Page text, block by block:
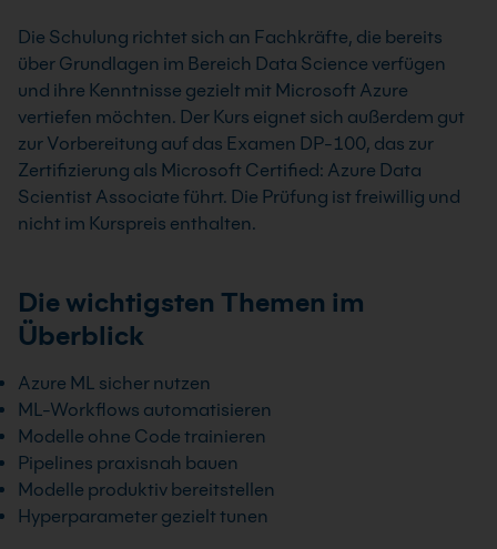
Die Schulung richtet sich an Fachkräfte, die bereits
über Grundlagen im Bereich Data Science verfügen
und ihre Kenntnisse gezielt mit Microsoft Azure
vertiefen möchten. Der Kurs eignet sich außerdem gut
zur Vorbereitung auf das Examen DP-100, das zur
Zertifizierung als Microsoft Certified: Azure Data
Scientist Associate führt. Die Prüfung ist freiwillig und
nicht im Kurspreis enthalten.
Die wichtigsten Themen im
Überblick
Azure ML sicher nutzen
ML-Workflows automatisieren
Modelle ohne Code trainieren
Pipelines praxisnah bauen
Modelle produktiv bereitstellen
Hyperparameter gezielt tunen